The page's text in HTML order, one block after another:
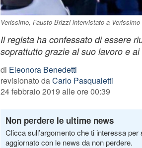
Verissimo, Fausto Brizzi intervistato a Verissimo
Il regista ha confessato di essere
soprattutto grazie al suo lavoro e ai
di Eleonora Benedetti
revisionato daCarlo Pasqualetti
24 febbraio 2019 alle ore 00:39
Non perdere le ultime news
Clicca sull’argomento che ti interessa
aggiornato con le news da non perdere.